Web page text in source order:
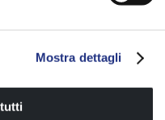
Mostra dettagli
finiture e optional